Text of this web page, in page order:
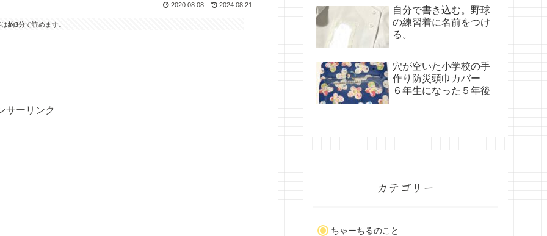
2020.08.08 2024.08.21
約3分で読めます。
サーリンク
自分で書き込む。野球
の練習着に名前をつけ
る。
穴が空いた小学校の手
作り防災頭巾カバー
６年生になった５年後
カテゴリー
ちゃーちるのこと